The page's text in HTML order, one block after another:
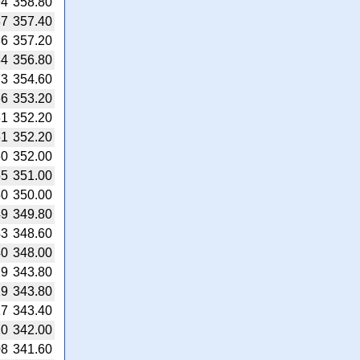
357.40
357.20
356.80
354.60
353.20
352.20
352.20
352.00
351.00
350.00
349.80
348.60
348.00
343.80
343.80
343.40
342.00
341.60